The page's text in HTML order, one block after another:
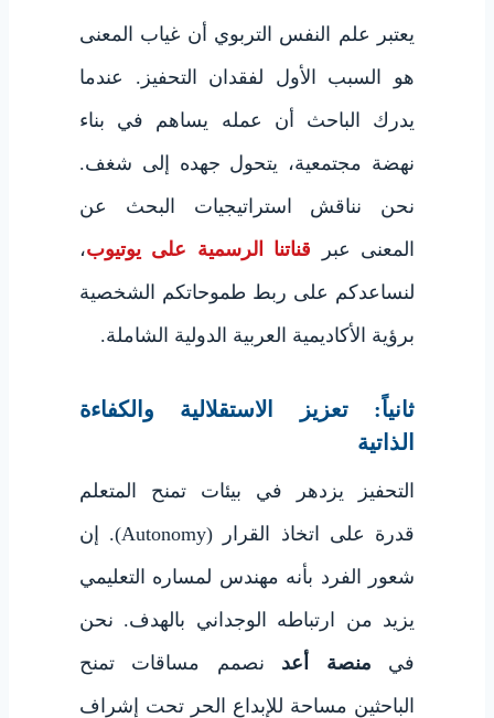
يعتبر علم النفس التربوي أن غياب المعنى
هو السبب الأول لفقدان التحفيز. عندما
يدرك الباحث أن عمله يساهم في بناء
نهضة مجتمعية، يتحول جهده إلى شغف.
نحن نناقش استراتيجيات البحث عن
المعنى عبر قناتنا الرسمية على يوتيوب،
لنساعدكم على ربط طموحاتكم الشخصية
برؤية الأكاديمية العربية الدولية الشاملة.
ثانياً: تعزيز الاستقلالية والكفاءة
الذاتية
التحفيز يزدهر في بيئات تمنح المتعلم
قدرة على اتخاذ القرار (Autonomy). إن
شعور الفرد بأنه مهندس لمساره التعليمي
يزيد من ارتباطه الوجداني بالهدف. نحن
في منصة أعد نصمم مساقات تمنح
الباحثين مساحة للإبداع الحر تحت إشراف